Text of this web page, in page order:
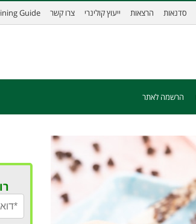
סדנאות הרצאות ייעוץ קולינרי צרו קשר Guide
הרשמה לאתר